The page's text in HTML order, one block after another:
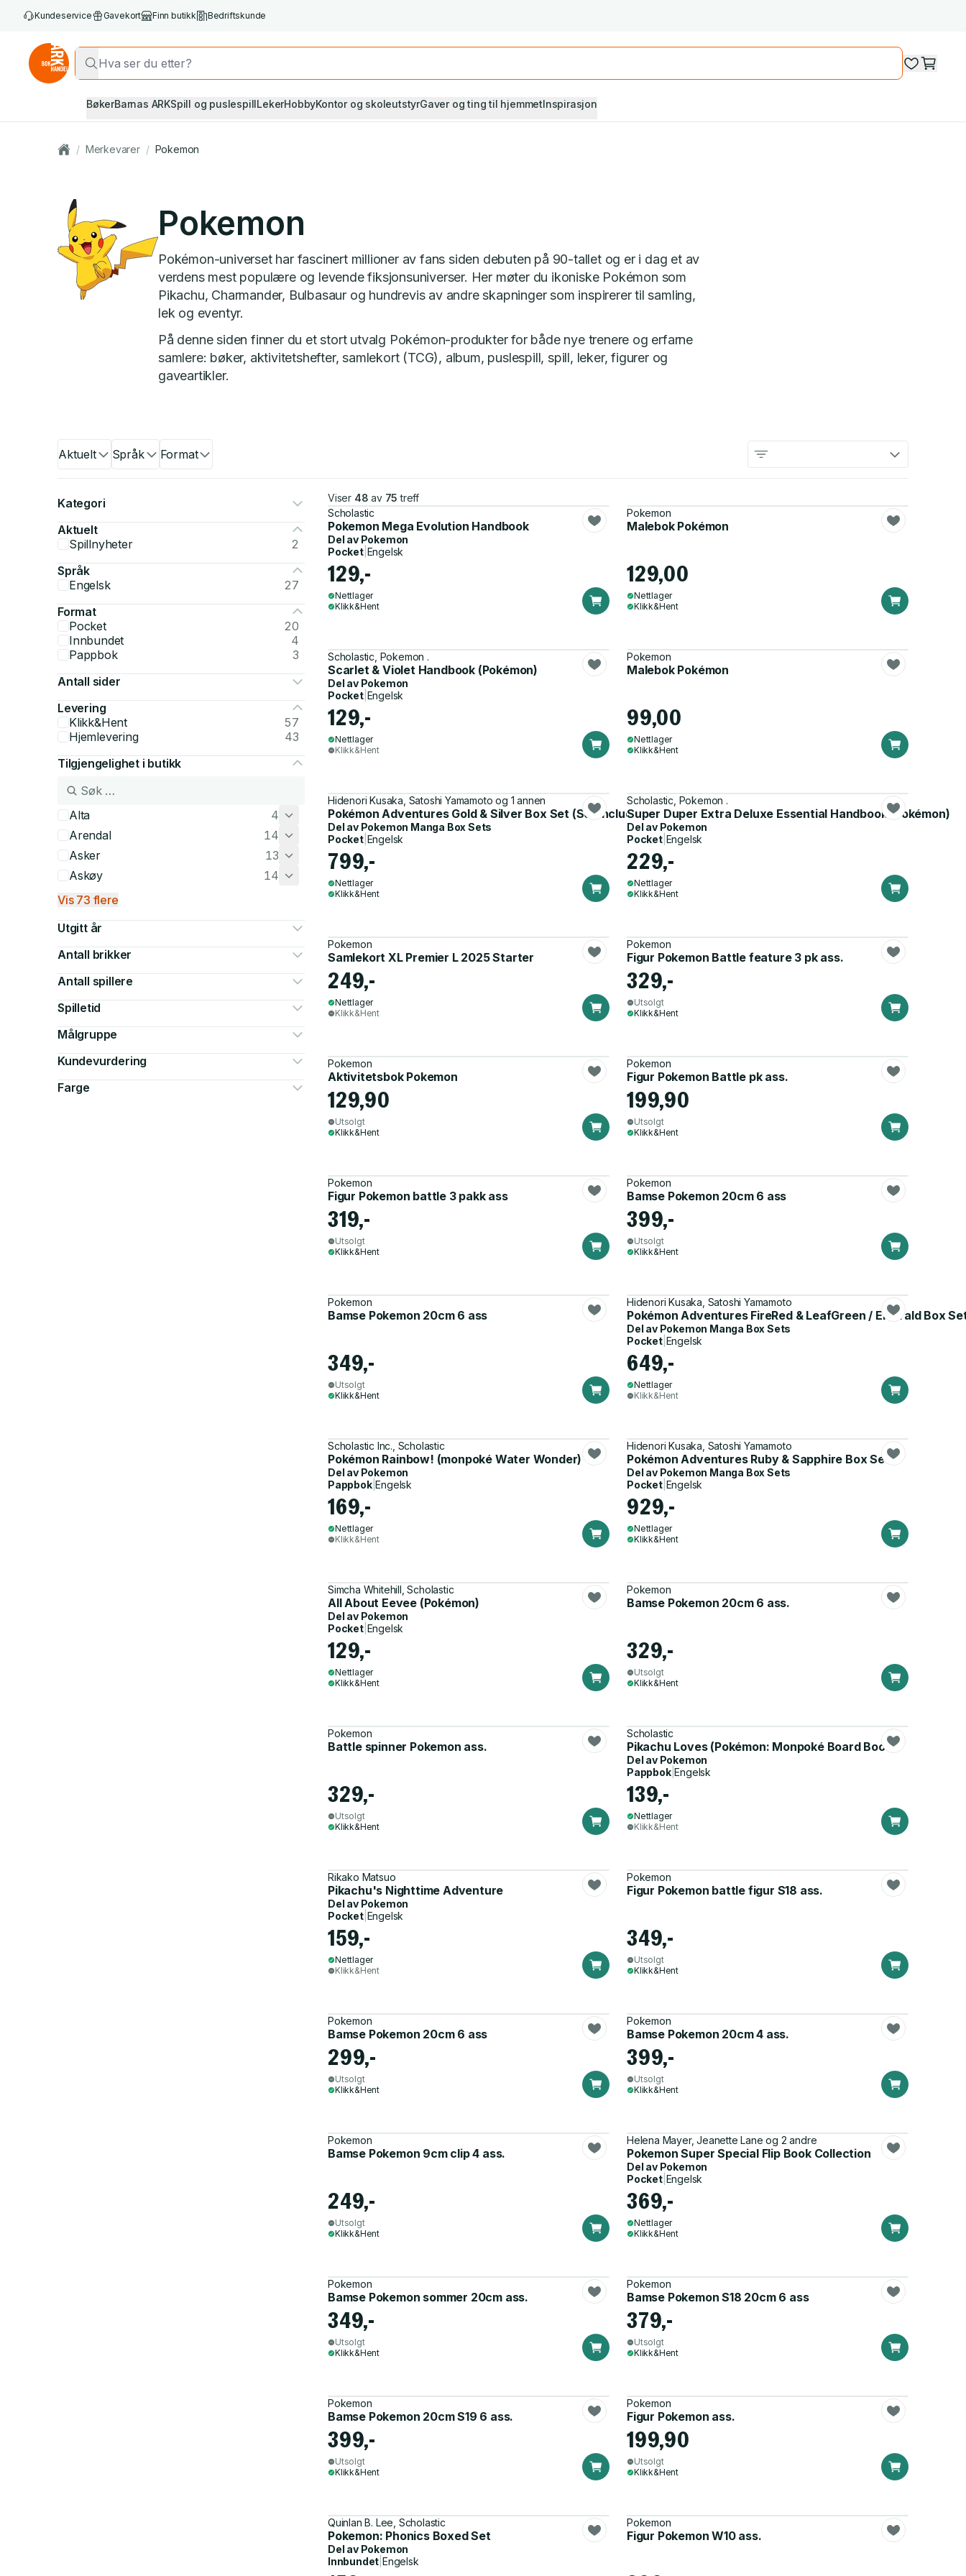
Kundeservice Gavekort Finn butikk Bedriftskunde
BøkerBarnas ARKSpill og puslespillLekerHobbyKontor og skoleutstyrGaver og ting til hjemmetInspirasjon
/ Merkevarer / Pokemon
Pokemon
Pokémon-universet har fascinert millioner av fans siden debuten på 90-tallet og er i dag et av
verdens mest populære og levende fiksjonsuniverser. Her møter du ikoniske Pokémon som
Pikachu, Charmander, Bulbasaur og hundrevis av andre skapninger som inspirerer til samling,
lek og eventyr.
På denne siden finner du et stort utvalg Pokémon-produkter for både nye trenere og erfarne
samlere: bøker, aktivitetshefter, samlekort (TCG), album, puslespill, spill, leker, figurer og
gaveartikler.
Aktuelt Språk Format
Kategori
Aktuelt
Spillnyheter
2
Språk
Engelsk
27
Format
Pocket
20
Innbundet
4
Pappbok
3
Antall sider
Levering
Klikk&Hent
57
Hjemlevering
43
Tilgjengelighet i butikk
Alta
4
Arendal
14
Asker
13
Askøy
14
Vis 73 flere
Utgitt år
Antall brikker
Antall spillere
Spilletid
Målgruppe
Kundevurdering
Farge
Viser 48 av 75 treff
Scholastic
Pokemon Mega Evolution Handbook
Del av Pokemon
Pocket| Engelsk
129,-
Nettlager
Klikk&Hent
Pokemon
Malebok Pokémon
129,00
Nettlager
Klikk&Hent
Scholastic, Pokemon .
Scarlet & Violet Handbook (Pokémon)
Del av Pokemon
Pocket| Engelsk
129,-
Nettlager
Klikk&Hent
Pokemon
Malebok Pokémon
99,00
Nettlager
Klikk&Hent
Hidenori Kusaka, Satoshi Yamamoto og 1 annen
Pokémon Adventures Gold & Silver Box Set (Set Includes Vols. 8-14)
Del av Pokemon Manga Box Sets
Pocket| Engelsk
799,-
Nettlager
Klikk&Hent
Scholastic, Pokemon .
Super Duper Extra Deluxe Essential Handbook (Pokémon)
Del av Pokemon
Pocket| Engelsk
229,-
Nettlager
Klikk&Hent
Pokemon
Samlekort XL Premier L 2025 Starter
249,-
Nettlager
Klikk&Hent
Pokemon
Figur Pokemon Battle feature 3 pk ass.
329,-
Utsolgt
Klikk&Hent
Pokemon
Aktivitetsbok Pokemon
129,90
Utsolgt
Klikk&Hent
Pokemon
Figur Pokemon Battle pk ass.
199,90
Utsolgt
Klikk&Hent
Pokemon
Figur Pokemon battle 3 pakk ass
319,-
Utsolgt
Klikk&Hent
Pokemon
Bamse Pokemon 20cm 6 ass
399,-
Utsolgt
Klikk&Hent
Pokemon
Bamse Pokemon 20cm 6 ass
349,-
Utsolgt
Klikk&Hent
Hidenori Kusaka, Satoshi Yamamoto
Pokémon Adventures FireRed & LeafGreen / Emerald Box
Del av Pokemon Manga Box Sets
Pocket| Engelsk
649,-
Nettlager
Klikk&Hent
Scholastic Inc., Scholastic
Pokémon Rainbow! (monpoké Water Wonder)
Del av Pokemon
Pappbok|Engelsk
169,-
Nettlager
Klikk&Hent
Hidenori Kusaka, Satoshi Yamamoto
Pokémon Adventures Ruby & Sapphire Box Set
Del av Pokemon Manga Box Sets
Pocket| Engelsk
929,-
Nettlager
Klikk&Hent
Simcha Whitehill, Scholastic
All About Eevee (Pokémon)
Del av Pokemon
Pocket| Engelsk
129,-
Nettlager
Klikk&Hent
Pokemon
Bamse Pokemon 20cm 6 ass.
329,-
Utsolgt
Klikk&Hent
Pokemon
Battle spinner Pokemon ass.
329,-
Utsolgt
Klikk&Hent
Scholastic
Pikachu Loves (Pokémon: Monpoké Board Book)
Del av Pokemon
Pappbok|Engelsk
139,-
Nettlager
Klikk&Hent
Rikako Matsuo
Pikachu's Nighttime Adventure
Del av Pokemon
Pocket| Engelsk
159,-
Nettlager
Klikk&Hent
Pokemon
Figur Pokemon battle figur S18 ass.
349,-
Utsolgt
Klikk&Hent
Pokemon
Bamse Pokemon 20cm 6 ass
299,-
Utsolgt
Klikk&Hent
Pokemon
Bamse Pokemon 20cm 4 ass.
399,-
Utsolgt
Klikk&Hent
Pokemon
Bamse Pokemon 9cm clip 4 ass.
249,-
Utsolgt
Klikk&Hent
Helena Mayer, Jeanette Lane og 2 andre
Pokemon Super Special Flip Book Collection
Del av Pokemon
Pocket| Engelsk
369,-
Nettlager
Klikk&Hent
Pokemon
Bamse Pokemon sommer 20cm ass.
349,-
Utsolgt
Klikk&Hent
Pokemon
Bamse Pokemon S18 20cm 6 ass
379,-
Utsolgt
Klikk&Hent
Pokemon
Bamse Pokemon 20cm S19 6 ass.
399,-
Utsolgt
Klikk&Hent
Pokemon
Figur Pokemon ass.
199,90
Utsolgt
Klikk&Hent
Quinlan B. Lee, Scholastic
Pokemon: Phonics Boxed Set
Del av Pokemon
Innbundet |Engelsk
Pokemon
Figur Pokemon W10 ass.